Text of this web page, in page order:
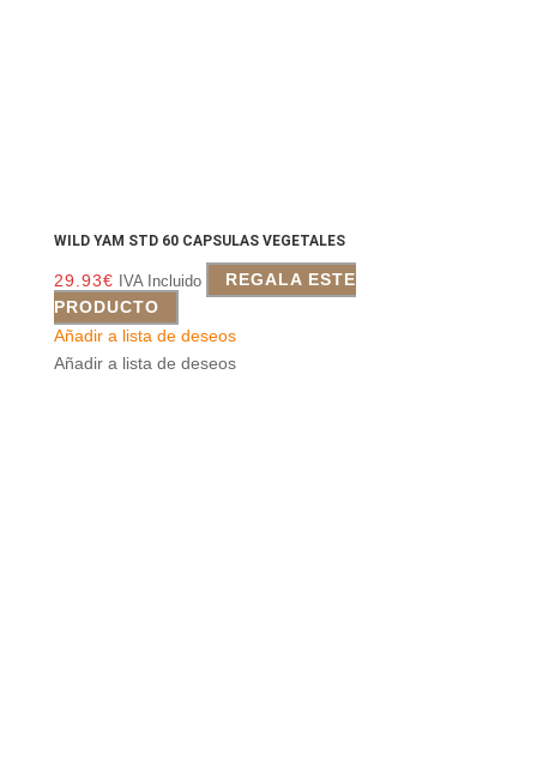
WILD YAM STD 60 CAPSULAS VEGETALES
29.93€ IVA Incluido
REGALA ESTE
PRODUCTO
Añadir a lista de deseos
Añadir a lista de deseos